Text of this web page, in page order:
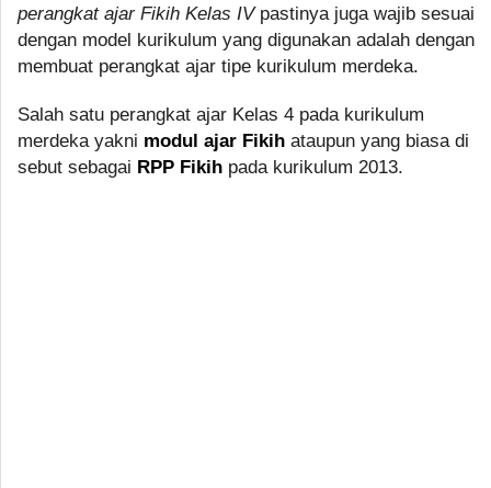
perangkat ajar Fikih Kelas IVpastinya juga wajib sesuai
dengan model kurikulum yang digunakan adalah dengan
membuat perangkat ajar tipe kurikulum merdeka.
Salah satu perangkat ajar Kelas 4 pada kurikulum
merdeka yakni modul ajar Fikih ataupun yang biasa di
sebut sebagai RPP Fikih pada kurikulum 2013.